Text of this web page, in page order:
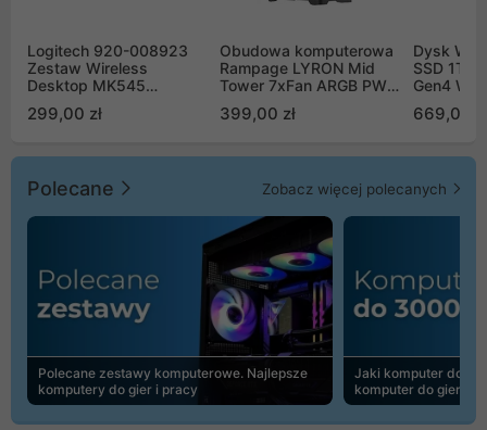
Logitech 920-008923
Zestaw Wireless
Desktop MK545
299,00 zł
Obudowa komputerowa
Rampage LYRON Mid
Tower 7xFan ARGB PWM
399,00 zł
Dysk WD
SSD 1TB
Gen4
669,00
Polecane Zobacz więcej polecanych
Polecane zestawy komputerowe. Najlepsze
komputery do gier i pracy
Jaki komputer do
komputer do gier |